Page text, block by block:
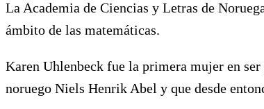
La Academia de Ciencias y Letras de
ámbito de las matemáticas.
Karen Uhlenbeck fue la primera mujer en
noruego Niels Henrik Abel y que desde